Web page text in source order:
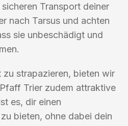
Transport deiner
nach Tarsus und achten
sie unbeschädigt und
zu strapazieren, bieten wir
Trier zudem attraktive
es, dir einen
bieten, ohne dabei dein